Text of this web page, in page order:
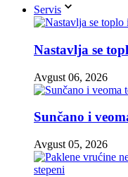
Servis
Nastavlja se
Avgust 06, 2026
Sunčano i
Avgust 05, 2026